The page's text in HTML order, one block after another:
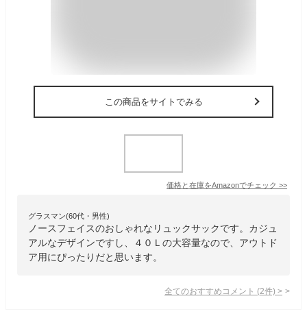
この商品をサイトでみる
価格と在庫をAmazonでチェック >>
グラスマン(60代・男性)
ノースフェイスのおしゃれなリュックサックです。カジュ
アルなデザインですし、４０Ｌの大容量なので、アウトド
ア用にぴったりだと思います。
全てのおすすめコメント (2件) >